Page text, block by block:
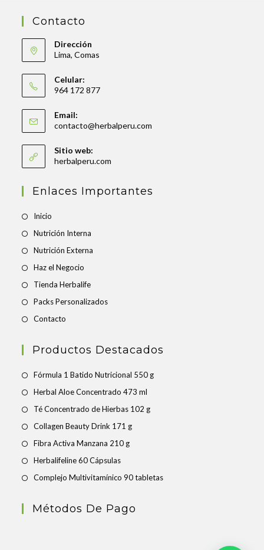
Contacto
Dirección
Lima, Comas
Celular:
964 172 877
Email:
contacto@herbalperu.com
Sitio web:
herbalperu.com
Enlaces Importantes
Inicio
Nutrición Interna
Nutrición Externa
Haz el Negocio
Tienda Herbalife
Packs Personalizados
Contacto
Productos Destacados
Fórmula 1 Batido Nutricional 550 g
Herbal Aloe Concentrado 473 ml
Té Concentrado de Hierbas 102 g
Collagen Beauty Drink 171 g
Fibra Activa Manzana 210 g
Herbalifeline 60 Cápsulas
Complejo Multivitamínico 90 tabletas
Métodos De Pago